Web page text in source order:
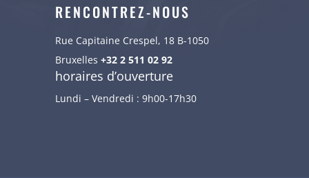
RENCONTREZ-NOUS
Rue Capitaine Crespel, 18 B-1050
Bruxelles +32 2 511 02 92
horaires d’ouverture
Lundi – Vendredi : 9h00-17h30